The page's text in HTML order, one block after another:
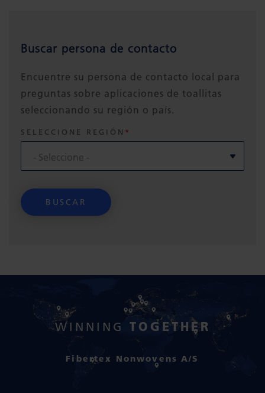
Buscar persona de contacto
Encuentre su persona de contacto local para
preguntas sobre aplicaciones de toallitas
seleccionando su región o país.
SELECCIONE REGIÓN
WINNING TOGETHER
Fibertex Nonwovens A/S